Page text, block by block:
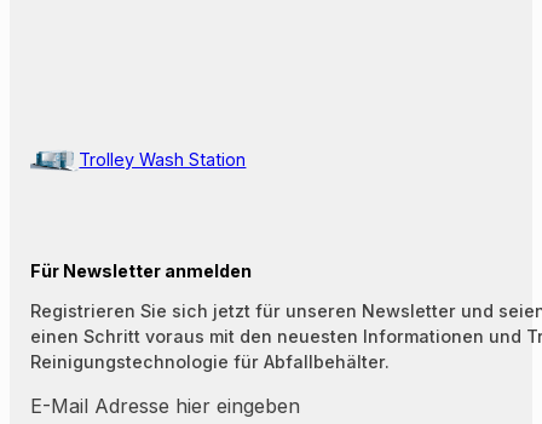
Trolley Wash Station
Für Newsletter anmelden
Registrieren Sie sich jetzt für unseren Newsletter und
einen Schritt voraus mit den neuesten Informationen und
Reinigungstechnologie für Abfallbehälter.